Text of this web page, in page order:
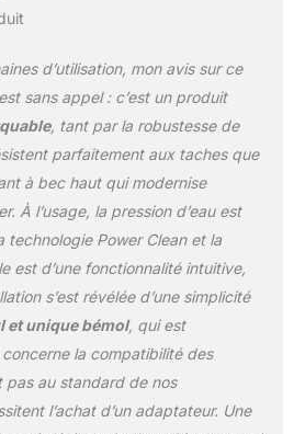
pour un look miroir qui
fonctionne avec
n’importe quel style de
décoration. Durabilité : le
robinet est conçu pour
durer avec sa
construction robuste et
ses matériaux de qualité
supérieure, assurant
durabilité et fiabilité à
long terme. Conforme à
la norme ADA : conforme
aux spécifications de la
personnes handicapées
(ADA). Construit pour
d’utilisation, mon avis sur ce
sans appel : c’est un produit
, tant par la robustesse de
parfaitement aux taches que
à bec haut qui modernise
À l’usage, la pression d’eau est
technologie Power Clean et la
est d’une fonctionnalité intuitive,
s’est révélée d’une simplicité
et unique bémol, qui est
la compatibilité des
pas au standard de nos
l’achat d’un adaptateur. Une